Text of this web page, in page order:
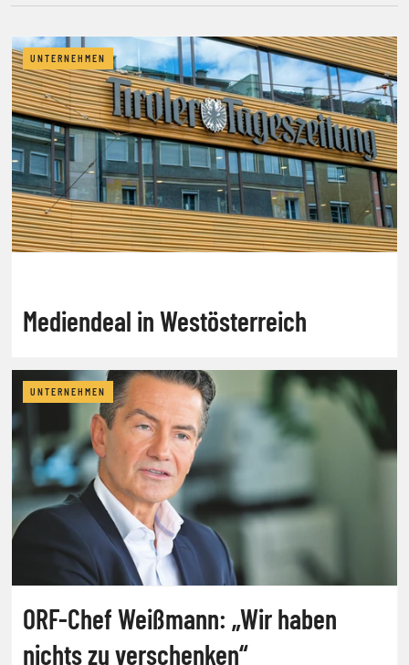
UNTERNEHMEN
Mediendeal in Westösterreich
UNTERNEHMEN
ORF-Chef Weißmann: „Wir haben
nichts zu verschenken“